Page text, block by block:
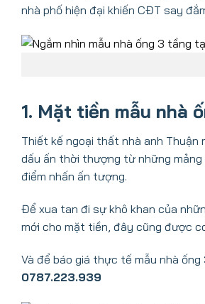
nhà phố hiện đại khiến CĐT say
1. Mặt tiền mẫu nhà
Thiết kế ngoại thất nhà anh Thuận
dấu ấn thời thượng từ những
điểm nhấn ấn tượng.
Để xua tan đi sự khô khan của
mới cho mặt tiền, đây cũng được
Và để báo giá thực tế mẫu nhà
0787.223.939